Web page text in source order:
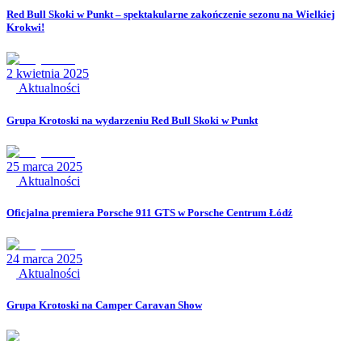
Red Bull Skoki w Punkt – spektakularne zakończenie sezonu na Wielkiej
Krokwi!
2 kwietnia 2025
Aktualności
Grupa Krotoski na wydarzeniu Red Bull Skoki w Punkt
25 marca 2025
Aktualności
Oficjalna premiera Porsche 911 GTS w Porsche Centrum Łódź
24 marca 2025
Aktualności
Grupa Krotoski na Camper Caravan Show